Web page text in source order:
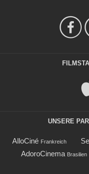
UNSERE
AlloCiné Frankreich
AdoroCinema Brasilien